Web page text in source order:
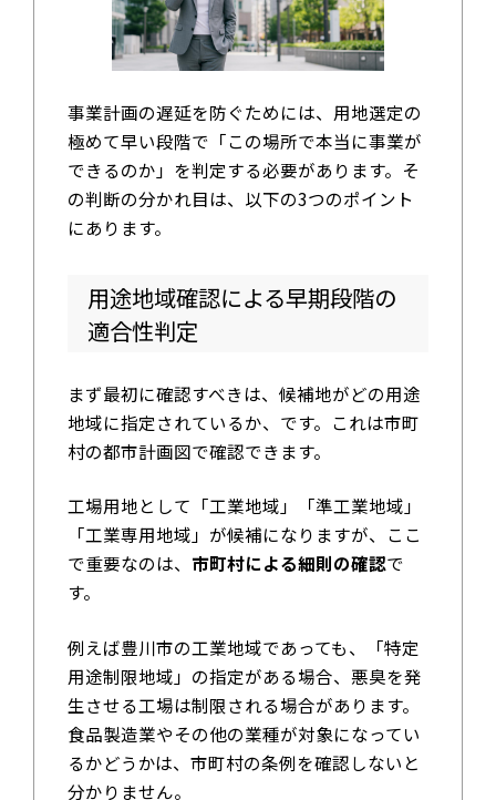
事業計画の遅延を防ぐためには、用地選定の
極めて早い段階で「この場所で本当に事業が
できるのか」を判定する必要があります。そ
の判断の分かれ目は、以下の3つのポイント
にあります。
用途地域確認による早期段階の
適合性判定
まず最初に確認すべきは、候補地がどの用途
地域に指定されているか、です。これは市町
村の都市計画図で確認できます。
工場用地として「工業地域」「準工業地域」
「工業専用地域」が候補になりますが、ここ
で重要なのは、 市町村による細則の確認で
す。
例えば豊川市の工業地域であっても、「特定
用途制限地域」の指定がある場合、悪臭を発
生させる工場は制限される場合があります。
食品製造業やその他の業種が対象になってい
るかどうかは、市町村の条例を確認しないと
分かりません。